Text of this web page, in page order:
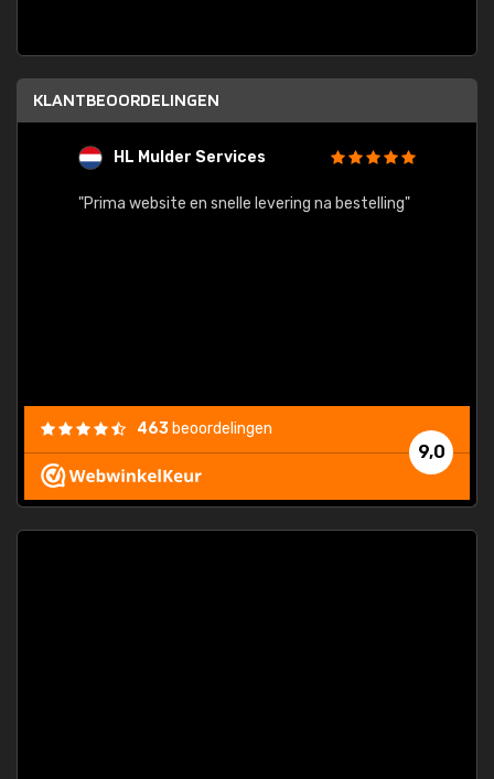
KLANTBEOORDELINGEN
HL Mulder Services
"Prima website en snelle levering na bestelling"
9,0
463 beoordelingen